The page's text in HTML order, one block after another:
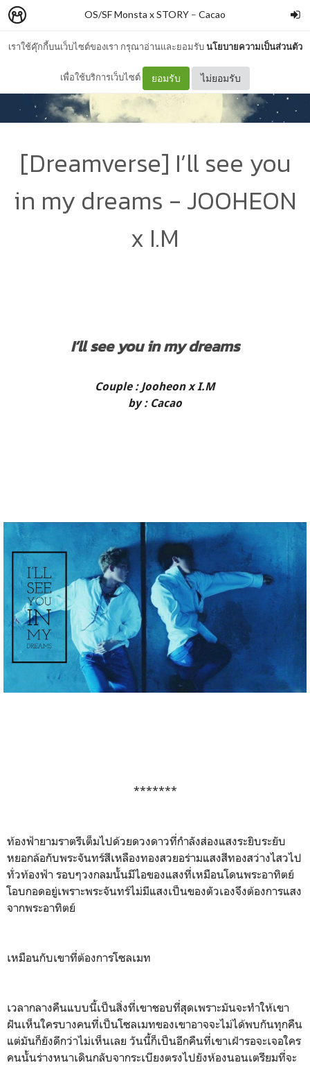
เราใช้คุ๊กกี้บนเว็บไซต์ของเรา กรุณาอ่านและยอมรับนโยบายความเป็นส่วนตัว
เพื่อใช้บริการเว็บไซต์ ยอมรับ ไม่ยอมรับ
OS/SF Monsta x STORY – Cacao
[Dreamverse] I’ll see you
in my dreams - JOOHEON
x I.M
I’ll see you in my dreams
Couple : Jooheon x I.M
by : Cacao
*******
ท้องฟ้ายามราตรีเต็มไปด้วยดวงดาวที่กำลังส่องแสงระยิบระยับ
หยอกล้อกับพระจันทร์สีเหลืองทองสวยอร่ามแสงสีทองสว่างไสวไป
ทั่วท้องฟ้า รอบๆวงกลมนั้นมีไอของแสงที่เหมือนโดนพระอาทิตย์
โอบกอดอยู่เพราะพระจันทร์ไม่มีแสงเป็นของตัวเองจึงต้องการแสง
จากพระอาทิตย์
เหมือนกับเขาที่ต้องการโซลเมท
เวลากลางคืนแบบนี้เป็นสิ่งที่เขาชอบที่สุดเพราะมันจะทำให้เขา
ฝันเห็นใครบางคนที่เป็นโซลเมทของเขาอาจจะไม่ได้พบกันทุกคืน
แต่มันก็ยังดีกว่าไม่เห็นเลย วันนี้ก็เป็นอีกคืนที่เขาเฝ้ารอจะเจอใคร
คนนั้นร่างหนาเดินกลับจากระเบียงตรงไปยังห้องนอนเตรียมที่จะ